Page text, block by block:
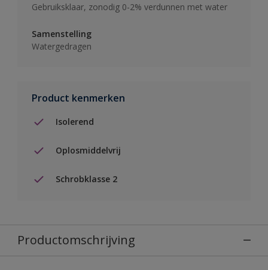
Gebruiksklaar, zonodig 0-2% verdunnen met water
Samenstelling
Watergedragen
Product kenmerken
Isolerend
Oplosmiddelvrij
Schrobklasse 2
Productomschrijving